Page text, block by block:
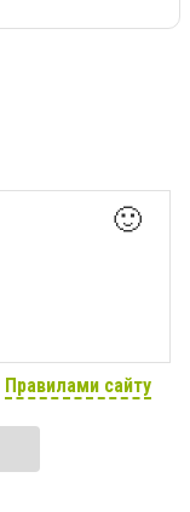
🙂
Правилами сайту